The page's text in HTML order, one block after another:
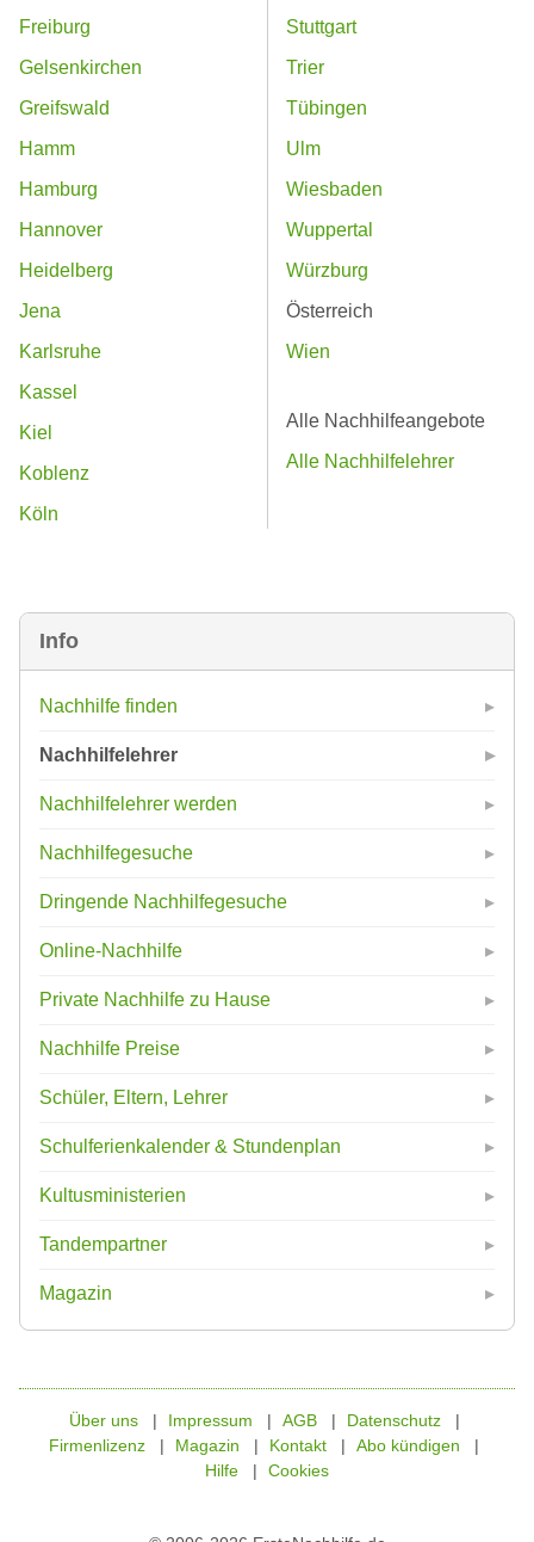
Info
Nachhilfe finden
Nachhilfelehrer
Nachhilfelehrer werden
Nachhilfegesuche
Dringende Nachhilfegesuche
Online-Nachhilfe
Private Nachhilfe zu Hause
Nachhilfe Preise
Schüler, Eltern, Lehrer
Schulferienkalender & Stundenplan
Kultusministerien
Tandempartner
Magazin
Freiburg
Gelsenkirchen
Greifswald
Hamm
Hamburg
Hannover
Heidelberg
Jena
Karlsruhe
Kassel
Kiel
Koblenz
Köln
Stuttgart
Trier
Tübingen
Ulm
Wiesbaden
Wuppertal
Würzburg
Österreich
Wien
Alle Nachhilfeangebote
Alle Nachhilfelehrer
Über uns Impressum AGB
Datenschutz
Firmenlizenz
Magazin Kontakt
Abo kündigen
Hilfe
Cookies